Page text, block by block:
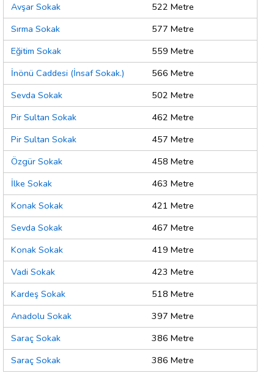
Avşar Sokak
522 Metre
Sırma Sokak
577 Metre
Eğitim Sokak
559 Metre
İnönü Caddesi (İnsaf Sokak.)
566 Metre
Sevda Sokak
502 Metre
Pir Sultan Sokak
462 Metre
Pir Sultan Sokak
457 Metre
Özgür Sokak
458 Metre
İlke Sokak
463 Metre
Konak Sokak
421 Metre
Sevda Sokak
467 Metre
Konak Sokak
419 Metre
Vadi Sokak
423 Metre
Kardeş Sokak
518 Metre
Anadolu Sokak
397 Metre
Saraç Sokak
386 Metre
Saraç Sokak
386 Metre